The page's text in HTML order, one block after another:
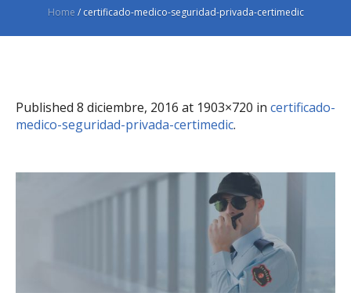
Home / certificado-medico-seguridad-privada-certimedic
Published 8 diciembre, 2016 at 1903×720 in certificado-
medico-seguridad-privada-certimedic.